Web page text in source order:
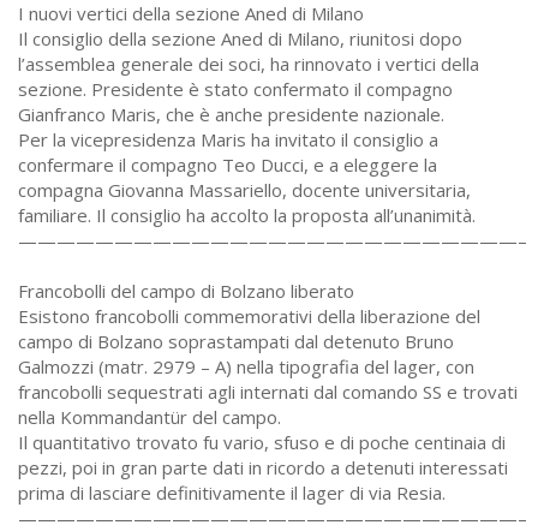
I nuovi vertici della sezione Aned di Milano
Il consiglio della sezione Aned di Milano, riunitosi dopo
l’assemblea generale dei soci, ha rinnovato i vertici della
sezione. Presidente è stato confermato il compagno
Gianfranco Maris, che è anche presidente nazionale.
Per la vicepresidenza Maris ha invitato il consiglio a
confermare il compagno Teo Ducci, e a eleggere la
compagna Giovanna Massariello, docente universitaria,
familiare. Il consiglio ha accolto la proposta all’unanimità.
——————————————————————————–
Francobolli del campo di Bolzano liberato
Esistono francobolli commemorativi della liberazione del
campo di Bolzano soprastampati dal detenuto Bruno
Galmozzi (matr. 2979 – A) nella tipografia del lager, con
francobolli sequestrati agli internati dal comando SS e trovati
nella Kommandantür del campo.
Il quantitativo trovato fu vario, sfuso e di poche centinaia di
pezzi, poi in gran parte dati in ricordo a detenuti interessati
prima di lasciare definitivamente il lager di via Resia.
——————————————————————————–